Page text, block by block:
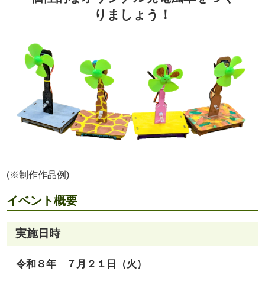
りましょう！
(※制作作品例)
イベント概要
実施日時
令和８年 ７月２１日（火）